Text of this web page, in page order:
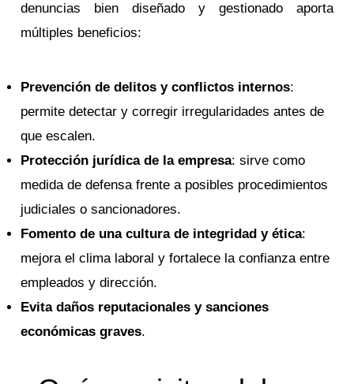
denuncias bien diseñado y gestionado aporta
múltiples beneficios:
Prevención de delitos y conflictos internos:
permite detectar y corregir irregularidades antes de
que escalen.
Protección jurídica de la empresa: sirve como
medida de defensa frente a posibles procedimientos
judiciales o sancionadores.
Fomento de una cultura de integridad y ética:
mejora el clima laboral y fortalece la confianza entre
empleados y dirección.
Evita daños reputacionales y sanciones
económicas graves.